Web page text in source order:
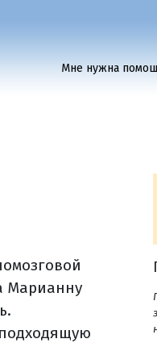
Мне нужна
Марианну